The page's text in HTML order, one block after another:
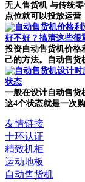
无人售货机 与传统
点位就可以投放运营
好不好？搞清这些很
投资自动售货机价格
己的方法。自动售货
状态
一般在设计自动售货
这4个状态就是一次
友情链接
十环认证
精致机柜
运动地板
自动售货机